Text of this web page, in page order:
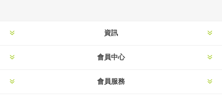
資訊
會員中心
會員服務